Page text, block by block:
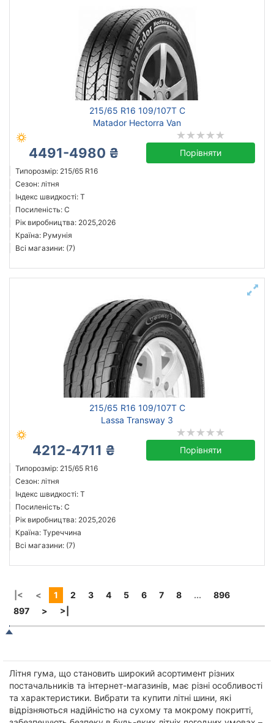
215/65 R16 109/107T C
Matador Hectorra Van
4491-4980 ₴ Порівняти
Типорозмір: 215/65 R16
Сезон: літня
Індекс швидкості: T
Посиленість: C
Рік виробництва: 2025,2026
Країна: Румунія
Всі магазини: (7)
215/65 R16 109/107T C
Lassa Transway 3
4212-4711 ₴ Порівняти
Типорозмір: 215/65 R16
Сезон: літня
Індекс швидкості: T
Посиленість: C
Рік виробництва: 2025,2026
Країна: Туреччина
Всі магазини: (7)
|< < 1 2 3 4 5 6 7 8 ...
896
897
> >|
Літня гума, що становить широкий асортимент різних
постачальників та інтернет-магазинів, має різні особливості
та характеристики. Вибрати та купити літні шини, які
відрізняються надійністю на сухому та мокрому покритті,